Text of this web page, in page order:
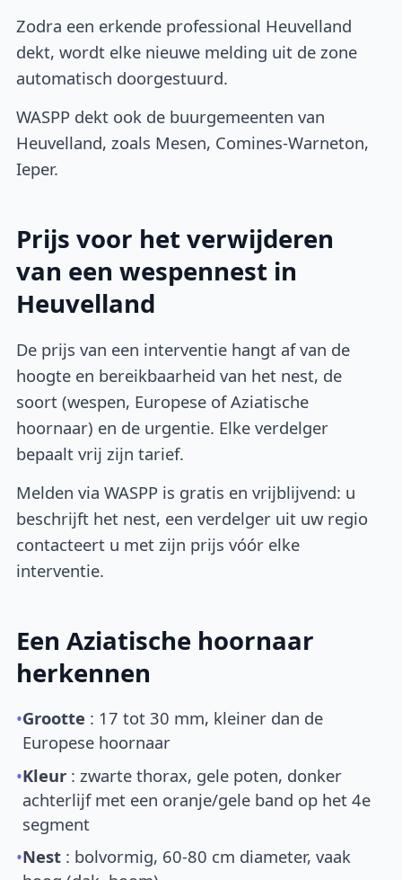
Zodra een erkende professional Heuvelland
dekt, wordt elke nieuwe melding uit de zone
automatisch doorgestuurd.
WASPP dekt ook de buurgemeenten van
Heuvelland, zoals Mesen, Comines-Warneton,
Ieper.
Prijs voor het verwijderen
van een wespennest in
Heuvelland
De prijs van een interventie hangt af van de
hoogte en bereikbaarheid van het nest, de
soort (wespen, Europese of Aziatische
hoornaar) en de urgentie. Elke verdelger
bepaalt vrij zijn tarief.
Melden via WASPP is gratis en vrijblijvend: u
beschrijft het nest, een verdelger uit uw regio
contacteert u met zijn prijs vóór elke
interventie.
Een Aziatische hoornaar
herkennen
•Grootte : 17 tot 30 mm, kleiner dan de
Europese hoornaar
•Kleur : zwarte thorax, gele poten, donker
achterlijf met een oranje/gele band op het 4e
segment
•Nest : bolvormig, 60-80 cm diameter, vaak